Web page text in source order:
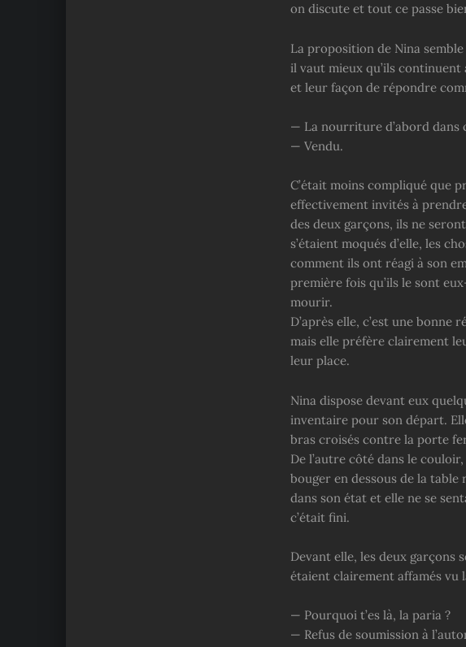
on discute et tout ce passe
La proposition de Nina
il vaut mieux qu’ils
et leur façon de répondre
— La nourriture d’abord dans
— Vendu.
C’était moins compliqué que
effectivement invités à
des deux garçons, ils ne
s’étaient moqués d’elle, les
comment ils ont réagi à son
première fois qu’ils le sont
mourir.
D’après elle, c’est une bonne
mais elle préfère clairement
leur place.
Nina dispose devant eux
inventaire pour son départ.
bras croisés contre la porte
De l’autre côté dans le
bouger en dessous de la
dans son état et elle ne se
c’était fini.
Devant elle, les deux garçons
étaient clairement affamés vu
— Pourquoi t’es là, la paria ?
— Refus de soumission à